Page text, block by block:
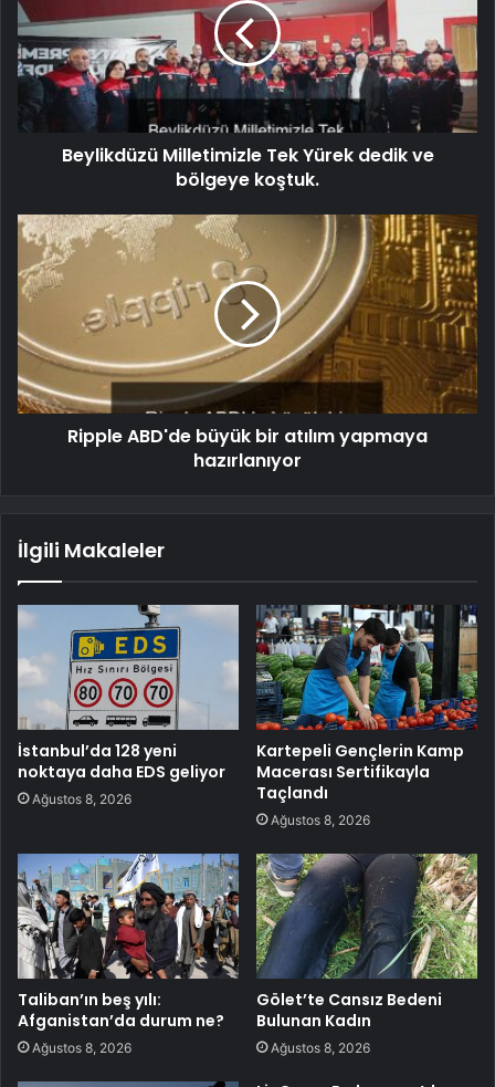
Beylikdüzü Milletimizle Tek Yürek dedik ve
bölgeye koştuk.
Ripple ABD'de büyük bir atılım yapmaya
hazırlanıyor
İlgili Makaleler
İstanbul’da 128 yeni
noktaya daha EDS geliyor
Ağustos 8, 2026
Kartepeli Gençlerin Kamp
Macerası Sertifikayla
Taçlandı
Ağustos 8, 2026
Taliban’ın beş yılı:
Afganistan’da durum ne?
Ağustos 8, 2026
Gölet’te Cansız Bedeni
Bulunan Kadın
Ağustos 8, 2026